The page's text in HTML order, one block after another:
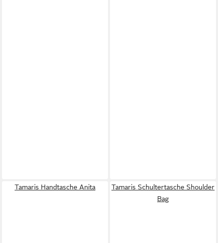
Tamaris Handtasche Anita
Tamaris Schultertasche Shoulder
Bag